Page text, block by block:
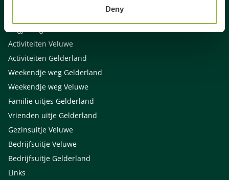
Deny
Dagje weg
Activiteiten Veluwe
Activiteiten Gelderland
Weekendje weg Gelderland
Weekendje weg Veluwe
Familie uitjes Gelderland
Vrienden uitje Gelderland
Gezinsuitje Veluwe
Bedrijfsuitje Veluwe
Bedrijfsuitje Gelderland
Links